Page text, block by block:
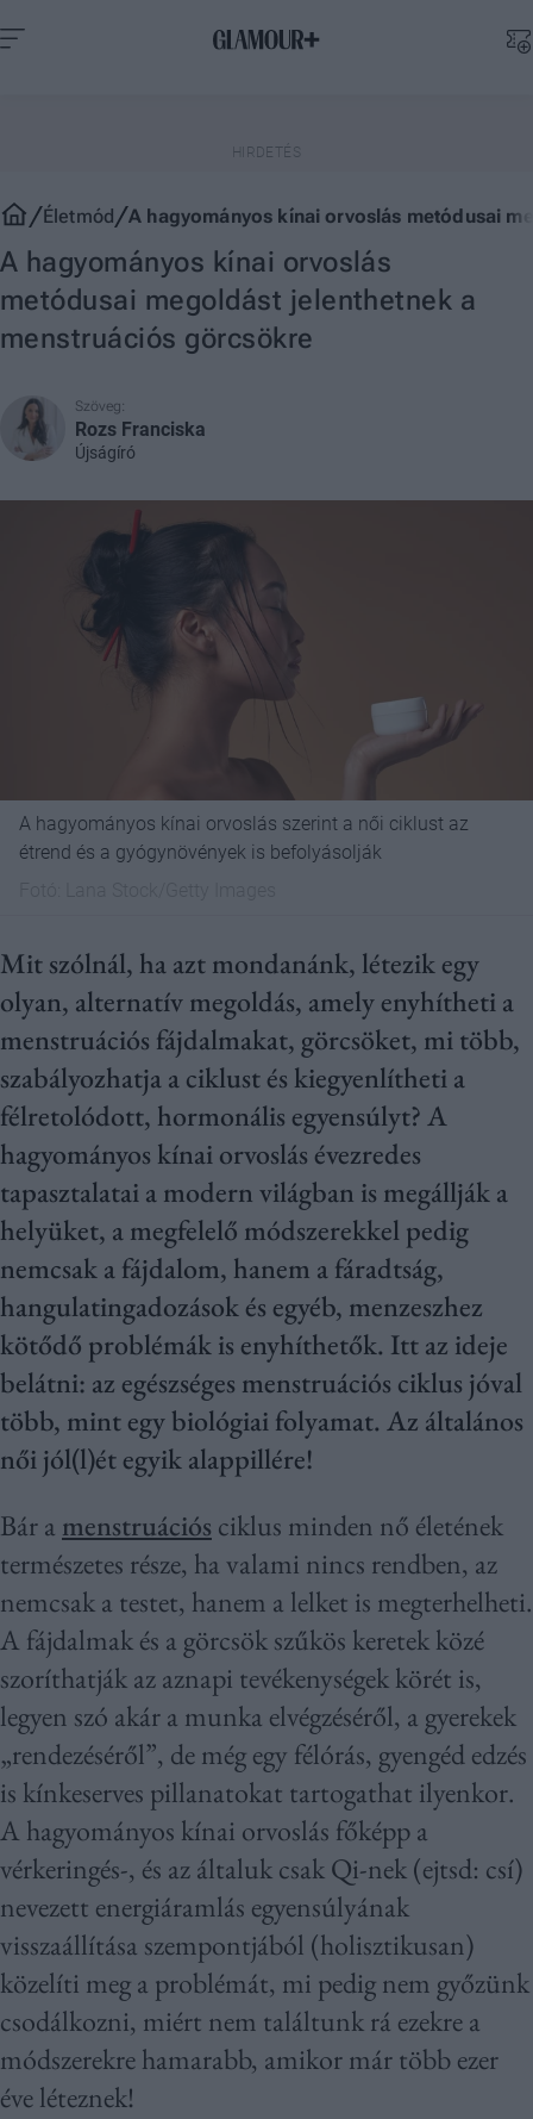
Életmód A hagyományos kínai orvoslás metódusai
A hagyományos kínai orvoslás
metódusai megoldást jelenthetnek a
menstruációs görcsökre
Szöveg:
Rozs Franciska
Újságíró
A hagyományos kínai orvoslás szerint a női ciklust az
étrend és a gyógynövények is befolyásolják
Mit szólnál, ha azt mondanánk, létezik egy
olyan, alternatív megoldás, amely enyhítheti a
menstruációs fájdalmakat, görcsöket, mi több,
szabályozhatja a ciklust és kiegyenlítheti a
félretolódott, hormonális egyensúlyt? A
hagyományos kínai orvoslás évezredes
tapasztalatai a modern világban is megállják a
helyüket, a megfelelő módszerekkel pedig
nemcsak a fájdalom, hanem a fáradtság,
hangulatingadozások és egyéb, menzeszhez
kötődő problémák is enyhíthetők. Itt az ideje
belátni: az egészséges menstruációs ciklus jóval
több, mint egy biológiai folyamat. Az általános
női jól(l)ét egyik alappillére!
Bár a menstruációs ciklus minden nő életének
természetes része, ha valami nincs rendben, az
nemcsak a testet, hanem a lelket is megterhelheti.
A fájdalmak és a görcsök szűkös keretek közé
szoríthatják az aznapi tevékenységek körét is,
legyen szó akár a munka elvégzéséről, a gyerekek
„rendezéséről”, de még egy félórás, gyengéd edzés
is kínkeserves pillanatokat tartogathat ilyenkor.
A hagyományos kínai orvoslás főképp a
vérkeringés-, és az általuk csak Qi-nek (ejtsd: csí)
nevezett energiáramlás egyensúlyának
visszaállítása szempontjából (holisztikusan)
közelíti meg a problémát, mi pedig nem győzünk
csodálkozni, miért nem találtunk rá ezekre a
módszerekre hamarabb, amikor már több ezer
éve léteznek!